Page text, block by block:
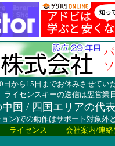
から15日までお休みさせてい
イセンスキーの送信は翌営業
中国 / 四国エリアの代
ン)での動作はサポート対象外
ライセンス 会社案内/連絡